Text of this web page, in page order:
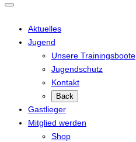
Aktuelles
Jugend
Unsere Trainingsboote
Jugendschutz
Kontakt
Back
Gastlieger
Mitglied werden
Shop